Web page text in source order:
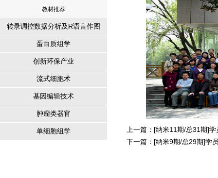
教材推荐
转录调控数据分析及R语言作图
蛋白质组学
创新环保产业
流式细胞术
基因编辑技术
肿瘤类器官
单细胞组学 上一篇： [纳米11期/总31期]学
下一篇： [纳米9期/总29期]学